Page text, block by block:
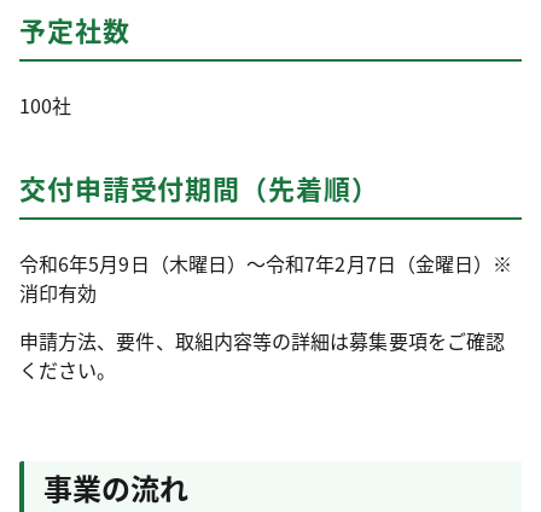
予定社数
100社
交付申請受付期間（先着順）
令和6年5月9日（木曜日）～令和7年2月7日（金曜日）※
消印有効
申請方法、要件、取組内容等の詳細は募集要項をご確認
ください。
事業の流れ